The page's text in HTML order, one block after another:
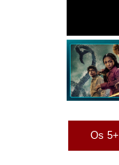
Os 5+